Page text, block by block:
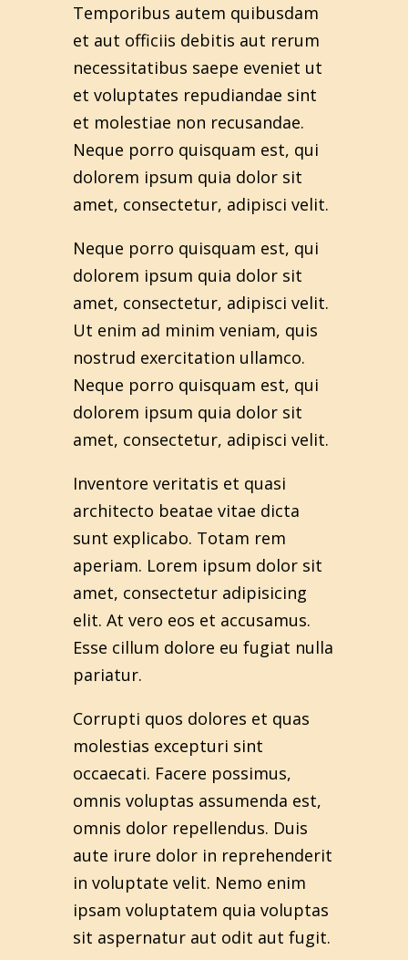
Temporibus autem quibusdam
et aut officiis debitis aut rerum
necessitatibus saepe eveniet ut
et voluptates repudiandae sint
et molestiae non recusandae.
Neque porro quisquam est, qui
dolorem ipsum quia dolor sit
amet, consectetur, adipisci velit.
Neque porro quisquam est, qui
dolorem ipsum quia dolor sit
amet, consectetur, adipisci velit.
Ut enim ad minim veniam, quis
nostrud exercitation ullamco.
Neque porro quisquam est, qui
dolorem ipsum quia dolor sit
amet, consectetur, adipisci velit.
Inventore veritatis et quasi
architecto beatae vitae dicta
sunt explicabo. Totam rem
aperiam. Lorem ipsum dolor sit
amet, consectetur adipisicing
elit. At vero eos et accusamus.
Esse cillum dolore eu fugiat nulla
pariatur.
Corrupti quos dolores et quas
molestias excepturi sint
occaecati. Facere possimus,
omnis voluptas assumenda est,
omnis dolor repellendus. Duis
aute irure dolor in reprehenderit
in voluptate velit. Nemo enim
ipsam voluptatem quia voluptas
sit aspernatur aut odit aut fugit.